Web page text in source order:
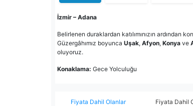
İzmir – Adana
Belirlenen duraklardan katılımınızın
Güzergâhımız boyunca Uşak, Afyon, Konya ve
oluyoruz.
Konaklama: Gece Yolculuğu
Fiyata Dahil Olanlar Fiyata Dahil